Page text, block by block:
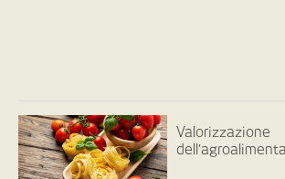
Valorizzazione